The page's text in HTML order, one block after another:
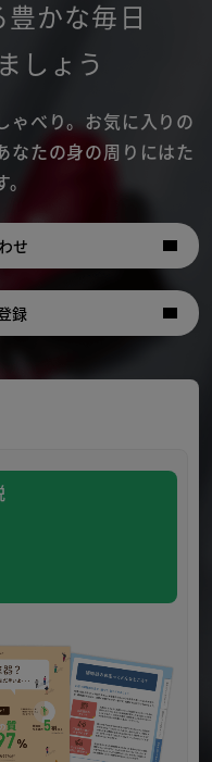
かな毎日
しょう
べり。 お気に入りの
なたの身の周りにはた
せ
録